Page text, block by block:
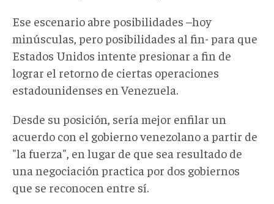
Ese escenario abre posibilidades –hoy
minúsculas, pero posibilidades al fin- para que
Estados Unidos intente presionar a fin de
lograr el retorno de ciertas operaciones
estadounidenses en Venezuela.
Desde su posición, sería mejor enfilar un
acuerdo con el gobierno venezolano a partir de
"la fuerza", en lugar de que sea resultado de
una negociación practica por dos gobiernos
que se reconocen entre sí.